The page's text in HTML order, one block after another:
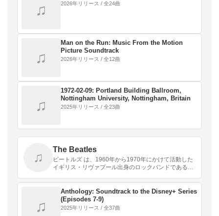
♫ 2026年リリース / 全24曲
♫
Man on the Run: Music From the Motion
Picture Soundtrack
2026年リリース / 全12曲
♫
1972-02-09: Portland Building Ballroom,
Nottingham University, Nottingham, Britain
2025年リリース / 全23曲
♫
The Beatles
ビートルズ は、1960年から1970年にかけて活動した
イギリス・リヴァプール出身のロックバンドである。
♫
Anthology: Soundtrack to the Disney+ Series
(Episodes 7-9)
2025年リリース / 全37曲